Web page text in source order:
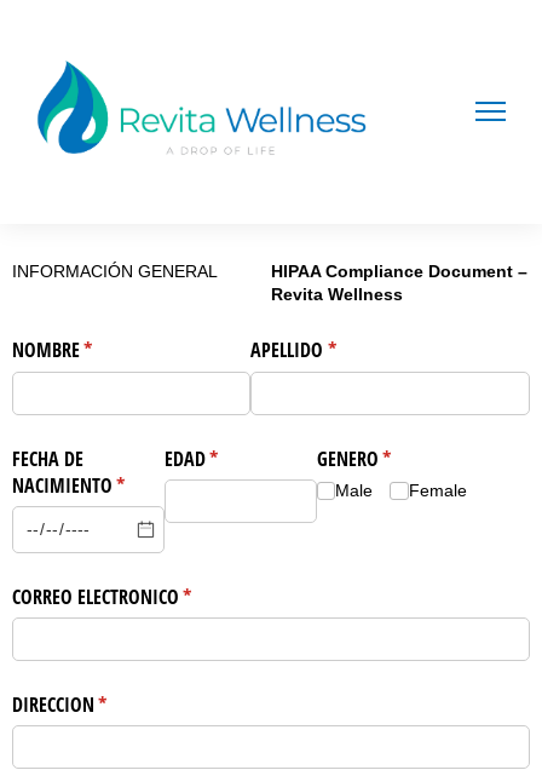
Consentimiento Informado para la
Administración de Semaglutida (GLP-1
INFORMACIÓN GENERAL
HIPAA Compliance Document –
Revita Wellness
NOMBRE*
(necesario) APELLIDO *
(necesario)
FECHA DE
NACIMIENTO*
(necesario)
EDAD*
(necesario) GENERO*
(necesario)
Male Female
CORREO ELECTRONICO*
(necesario)
DIRECCION*
(necesario)